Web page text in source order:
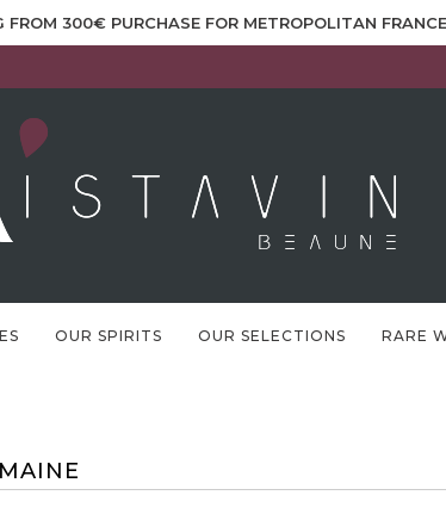
FROM 300€ PURCHASE FOR METROPOLITAN FRANCE
OUR SPIRITS OUR SELECTIONS RARE